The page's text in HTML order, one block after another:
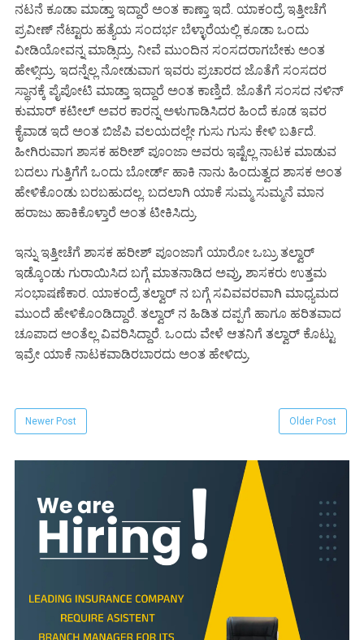
ನಟನೆ ಕೂಡಾ ಮಾಡ್ತಾ ಇದ್ದಾರೆ ಅಂತ ಕಾಣ್ತಾ ಇದೆ. ಯಾಕಂದ್ರೆ ಇತ್ತೀಚೆಗೆ
ಪ್ರವೀಣ್ ನೆಟ್ಟಾರು ಹತ್ಯೆಯ ಸಂದರ್ಭ ಬೆಳ್ಳಾರೆಯಲ್ಲಿ ಕೂಡಾ ಒಂದು
ವೀಡಿಯೋವನ್ನ ಮಾಡ್ಸಿದ್ರು. ನೀವೆ ಮುಂದಿನ ಸಂಸದರಾಗಬೇಕು ಅಂತ
ಹೇಳ್ಸಿದ್ರು. ಇದನ್ನೆಲ್ಲ ನೋಡುವಾಗ ಇವರು ಪ್ರಚಾರದ ಜೊತೆಗೆ ಸಂಸದರ
ಸ್ಥಾನಕ್ಕೆ ಪೈಪೋಟಿ ಮಾಡ್ತಾ ಇದ್ದಾರೆ ಅಂತ ಕಾಣ್ತಿದೆ. ಜೊತೆಗೆ ಸಂಸದ ನಳಿನ್
ಕುಮಾರ್ ಕಟೀಲ್ ಅವರ ಕಾರನ್ನ ಅಳುಗಾಡಿಸಿದರ ಹಿಂದೆ ಕೂಡ ಇವರ
ಕೈವಾಡ ಇದೆ ಅಂತ ಬಿಜೆಪಿ ವಲಯದಲ್ಲೇ ಗುಸು ಗುಸು ಕೇಳಿ ಬರ್ತಿದೆ.
ಹೀಗಿರುವಾಗ ಶಾಸಕ ಹರೀಶ್ ಪೂಂಜಾ ಅವರು ಇಷ್ಟೆಲ್ಲ ನಾಟಕ ಮಾಡುವ
ಬದಲು ಗುತ್ತಿಗೆಗೆ ಒಂದು ಬೋರ್ಡ್ ಹಾಕಿ ನಾನು ಹಿಂದುತ್ವದ ಶಾಸಕ ಅಂತ
ಹೇಳಿಕೊಂಡು ಬರಬಹುದಲ್ಲ. ಬದಲಾಗಿ ಯಾಕೆ ಸುಮ್ಮ ಸುಮ್ಮನೆ ಮಾನ
ಹರಾಜು ಹಾಕಿಕೊಳ್ತಾರೆ ಅಂತ ಟೀಕಿಸಿದ್ರು.
ಇನ್ನು ಇತ್ತೀಚೆಗೆ ಶಾಸಕ ಹರೀಶ್ ಪೂಂಜಾಗೆ ಯಾರೋ ಒಬ್ರು ತಲ್ವಾರ್
ಇಡ್ಕೊಂಡು ಗುರಾಯಿಸಿದ ಬಗ್ಗೆ ಮಾತನಾಡಿದ ಅವ್ರು, ಶಾಸಕರು ಉತ್ತಮ
ಸಂಭಾಷಣೆಕಾರ. ಯಾಕಂದ್ರೆ ತಲ್ವಾರ್ ನ ಬಗ್ಗೆ ಸವಿವವರವಾಗಿ ಮಾಧ್ಯಮದ
ಮುಂದೆ ಹೇಳಿಕೊಂಡಿದ್ದಾರೆ. ತಲ್ವಾರ್ ನ ಹಿಡಿತ ದಪ್ಪಗೆ ಹಾಗೂ ಹರಿತವಾದ
ಚೂಪಾದ ಅಂತೆಲ್ಲ ವಿವರಿಸಿದ್ದಾರೆ. ಒಂದು ವೇಳೆ ಆತನಿಗೆ ತಲ್ವಾರ್ ಕೊಟ್ಟು
ಇವ್ರೇ ಯಾಕೆ ನಾಟಕವಾಡಿರಬಾರದು ಅಂತ ಹೇಳಿದ್ರು.
Newer Post Older Post